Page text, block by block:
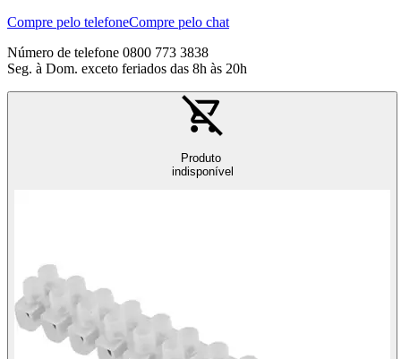
Compre pelo telefoneCompre pelo chat
Número de telefone 0800 773 3838
Seg. à Dom. exceto feriados das 8h às 20h
Produto
indisponível